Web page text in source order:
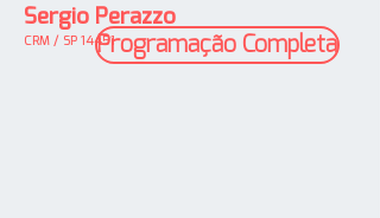
Programação Completa
Sergio Perazzo
CRM / SP 14451